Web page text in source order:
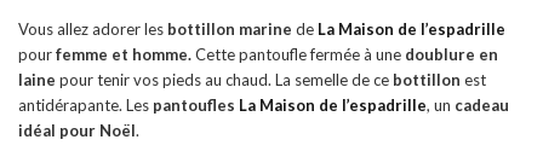
Vous allez adorer les bottillon marine de La Maison de l’espadrille
pourfemme et homme.Cette pantoufle fermée à une doublure en
laine pour tenir vos pieds au chaud. La semelle de ce bottillon est
antidérapante. Les pantoufles La Maison de l’espadrille, un cadeau
idéal pour Noël.